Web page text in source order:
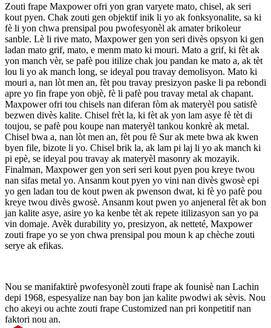
Zouti frape Maxpower ofri yon gran varyete mato, chisel, ak seri
kout pyen. Chak zouti gen objektif inik li yo ak fonksyonalite, sa ki
fè li yon chwa prensipal pou pwofesyonèl ak amater brikoleur
sanble. Lè li rive mato, Maxpower gen yon seri divès opsyon ki gen
ladan mato grif, mato, e menm mato ki mouri. Mato a grif, ki fèt ak
yon manch vèr, se pafè pou itilize chak jou pandan ke mato a, ak tèt
lou li yo ak manch long, se ideyal pou travay demolisyon. Mato ki
mouri a, nan lòt men an, fèt pou travay presizyon paske li pa rebondi
apre yo fin frape yon objè, fè li pafè pou travay metal ak chapant.
Maxpower ofri tou chisels nan diferan fòm ak materyèl pou satisfè
bezwen divès kalite. Chisel frèt la, ki fèt ak yon lam asye fè tèt di
toujou, se pafè pou koupe nan materyèl tankou konkrè ak metal.
Chisel bwa a, nan lòt men an, fèt pou fè Sur ak mete bwa ak kwen
byen file, bizote li yo. Chisel brik la, ak lam pi laj li yo ak manch ki
pi epè, se ideyal pou travay ak materyèl masonry ak mozayik.
Finalman, Maxpower gen yon seri seri kout pyen pou kreye twou
nan sifas metal yo. Ansanm kout pyen yo vini nan divès gwosè epi
yo gen ladan tou de kout pwen ak pwenson dwat, ki fè yo pafè pou
kreye twou divès gwosè. Ansanm kout pwen yo anjeneral fèt ak bon
jan kalite asye, asire yo ka kenbe tèt ak repete itilizasyon san yo pa
vin domaje. Avèk durability yo, presizyon, ak netteté, Maxpower
zouti frape yo se yon chwa prensipal pou moun k ap chèche zouti
serye ak efikas.
Nou se manifaktirè pwofesyonèl zouti frape ak founisè nan Lachin
depi 1968, espesyalize nan bay bon jan kalite pwodwi ak sèvis. Nou
cho akeyi ou achte zouti frape Customized nan pri konpetitif nan
faktori nou an.